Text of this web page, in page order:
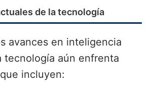
de la tecnología
avances en inteligencia
tecnología aún enfrenta
incluyen: